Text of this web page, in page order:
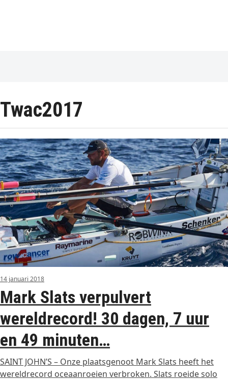
Twac2017
14 januari 2018
Mark Slats verpulvert
wereldrecord! 30 dagen, 7 uur
en 49 minuten…
SAINT JOHN’S – Onze plaatsgenoot Mark Slats heeft het
wereldrecord oceaanroeien verbroken. Slats roeide solo